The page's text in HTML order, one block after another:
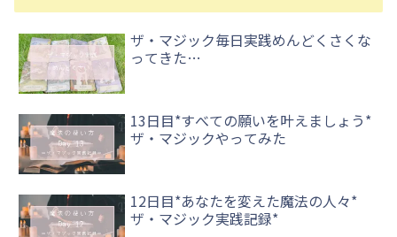
ザ・マジック毎日実践めんどくさくな
ってきた…
13日目*すべての願いを叶えましょう*
ザ・マジックやってみた
12日目*あなたを変えた魔法の人々*
ザ・マジック実践記録*